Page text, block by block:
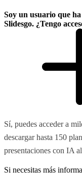
Soy un usuario que
Slidesgo. ¿Tengo
Sí, puedes acceder a
descargar hasta 150
presentaciones con IA
Si necesitas más